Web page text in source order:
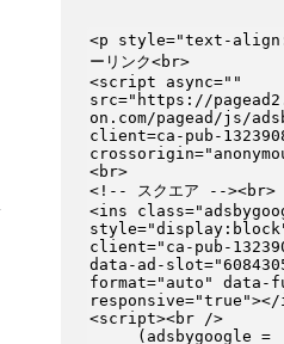
<p style="text-
ーリンク<br>
<script async=""
src="https://
on.com/pagead/js/
client=ca-pub-
<br>
<!-- スクエア --><br>
<ins
client="ca-pub-
data-ad-
format="auto"
responsive="true"></
<script><br />